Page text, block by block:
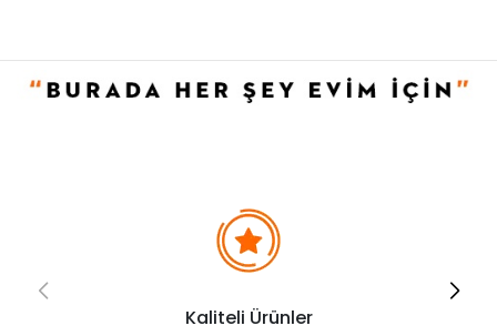
Evidea tarafından incelenecek ve uygun bulunmayan siparişler
iptal edilecektir.
Kaliteli Ürünler